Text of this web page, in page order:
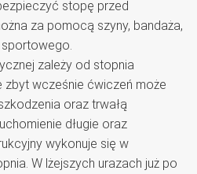
stopę przed
za pomocą szyny, bandaża,
zależy od stopnia
wcześnie ćwiczeń może
oraz trwałą
długie oraz
wykonuje się w
W lżejszych urazach już po